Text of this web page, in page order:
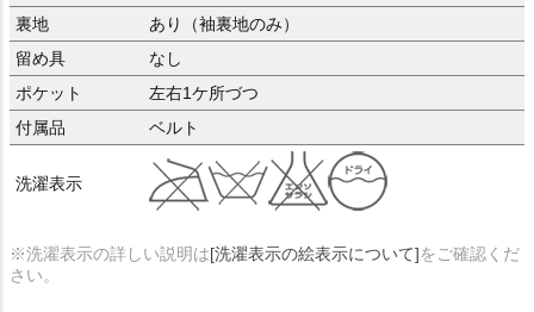
裏地
あり（袖裏地のみ）
留め具
なし
ポケット
左右1ケ所づつ
付属品
ベルト
洗濯表示
※洗濯表示の詳しい説明は[洗濯表示の絵表示について]をご確認くだ
さい。